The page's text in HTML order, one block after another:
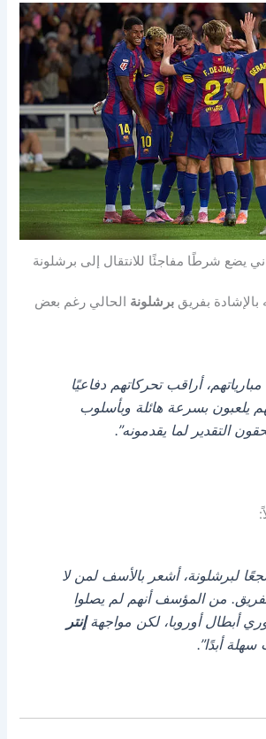
يضع شرطًا مفاجئًا للانتقال إلى برشلونة
بالإشادة بفريقبرشلونة الحالي رغم بعض
مبارياتهم، أراقب تحركاتهم دفاعيًا
يلعبون بسرعة هائلة وبأسلوب
التقدير لما يقدمونه”.
لبرشلونة، أشعر بالأسف لمن لا
من المؤسف أنهم لم يصلوا
أبطال أوروبا، لكن مواجهةإنتر
أبدًا”.